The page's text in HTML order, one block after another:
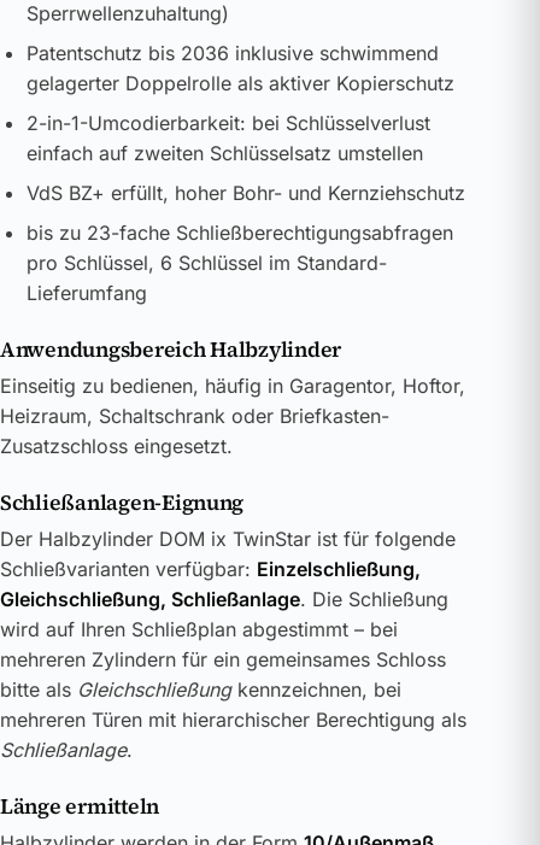
Sperrwellenzuhaltung)
Patentschutz bis 2036 inklusive schwimmend
gelagerter Doppelrolle als aktiver Kopierschutz
2-in-1-Umcodierbarkeit: bei Schlüsselverlust
einfach auf zweiten Schlüsselsatz umstellen
VdS BZ+ erfüllt, hoher Bohr- und Kernziehschutz
bis zu 23-fache Schließberechtigungsabfragen
pro Schlüssel, 6 Schlüssel im Standard-
Lieferumfang
Anwendungsbereich Halbzylinder
Einseitig zu bedienen, häufig in Garagentor, Hoftor,
Heizraum, Schaltschrank oder Briefkasten-
Zusatzschloss eingesetzt.
Schließanlagen-Eignung
Der Halbzylinder DOM ix TwinStar ist für folgende
Schließvarianten verfügbar: Einzelschließung,
Gleichschließung, Schließanlage. Die Schließung
wird auf Ihren Schließplan abgestimmt – bei
mehreren Zylindern für ein gemeinsames Schloss
bitte als Gleichschließungkennzeichnen, bei
mehreren Türen mit hierarchischer Berechtigung als
Schließanlage.
Länge ermitteln